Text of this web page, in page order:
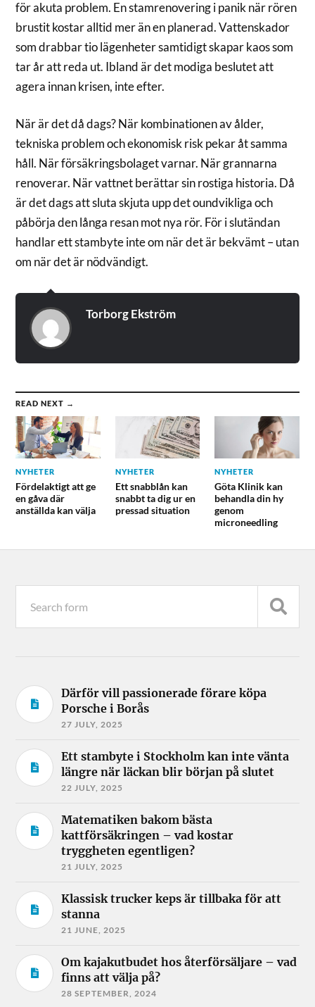
för akuta problem. En stamrenovering i panik när rören
brustit kostar alltid mer än en planerad. Vattenskador
som drabbar tio lägenheter samtidigt skapar kaos som
tar år att reda ut. Ibland är det modiga beslutet att
agera innan krisen, inte efter.
När är det då dags? När kombinationen av ålder,
tekniska problem och ekonomisk risk pekar åt samma
håll. När försäkringsbolaget varnar. När grannarna
renoverar. När vattnet berättar sin rostiga historia. Då
är det dags att sluta skjuta upp det oundvikliga och
påbörja den långa resan mot nya rör. För i slutändan
handlar ett stambyte inte om när det är bekvämt – utan
om när det är nödvändigt.
Torborg Ekström
READ NEXT →
NYHETER
Fördelaktigt att ge
en gåva där
anställda kan välja
NYHETER
Ett snabblån kan
snabbt ta dig ur en
pressad situation
NYHETER
Göta Klinik kan
behandla din hy
genom
microneedling
Därför vill passionerade förare köpa
Porsche i Borås
27 JULY, 2025
Ett stambyte i Stockholm kan inte vänta
längre när läckan blir början på slutet
22 JULY, 2025
Matematiken bakom bästa
kattförsäkringen – vad kostar
tryggheten egentligen?
21 JULY, 2025
Klassisk trucker keps är tillbaka för att
stanna
21 JUNE, 2025
Om kajakutbudet hos återförsäljare – vad
finns att välja på?
28 SEPTEMBER, 2024